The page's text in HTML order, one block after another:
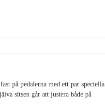
på pedalerna med ett par speciella
sitsen går att justera både på